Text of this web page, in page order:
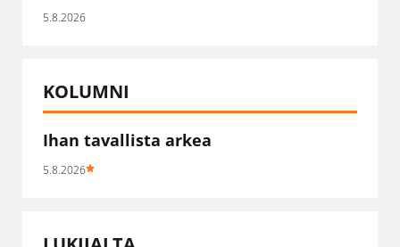
5.8.2026
KOLUMNI
Ihan tavallista arkea
5.8.2026